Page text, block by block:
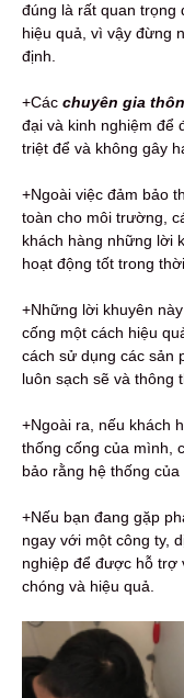
đúng là rất quan trọng
hiệu quả, vì vậy đừng
định.
+Các chuyên gia
đại và kinh nghiệm để
triệt để và không gây
+Ngoài việc đảm bảo
toàn cho môi trường,
khách hàng những lời
hoạt động tốt trong
+Những lời khuyên
cống một cách hiệu
cách sử dụng các sản
luôn sạch sẽ và thông
+Ngoài ra, nếu khách
thống cống của mình,
bảo rằng hệ thống
+Nếu bạn đang gặp
ngay với một công ty,
nghiệp để được hỗ trợ
chóng và hiệu quả.